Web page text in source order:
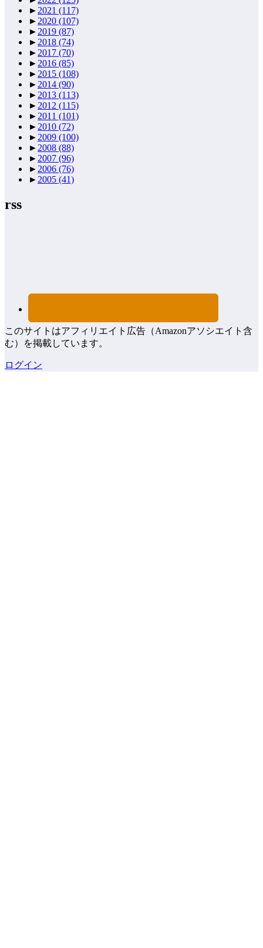
► 2021 (117)
► 2020 (107)
► 2019 (87)
► 2018 (74)
► 2017 (70)
► 2016 (85)
► 2015 (108)
► 2014 (90)
► 2013 (113)
► 2012 (115)
► 2011 (101)
► 2010 (72)
► 2009 (100)
► 2008 (88)
► 2007 (96)
► 2006 (76)
► 2005 (41)
rss
このサイトはアフィリエイト広告（Amazonアソシエイト含
む）を掲載しています。
ログイン